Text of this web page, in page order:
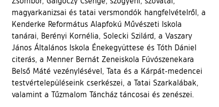
magyarkanizsai és tatai versmondók hangfelvételről, a
Kenderke Református Alapfokú Művészeti Iskola
tanárai, Berényi Kornélia, Solecki Szilárd, a Vaszary
János Általános Iskola Énekegyüttese és Tóth Dániel
citerás, a Menner Bernát Zeneiskola Fúvószenekara
Belső Máté vezénylésével, Tata és a Kárpát-medencei
testvértelepüléseink cserkészei, a Tatai Szarkalábak,
valamint a Tűzmalom Táncház táncosai és zenészei.